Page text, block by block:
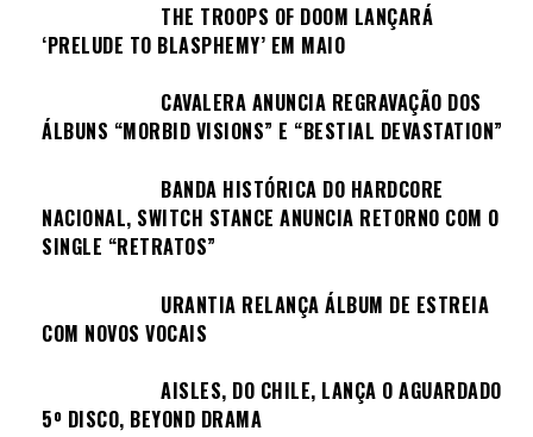
THE TROOPS OF DOOM LANÇARÁ
‘PRELUDE TO BLASPHEMY’ EM MAIO
CAVALERA ANUNCIA REGRAVAÇÃO DOS
ÁLBUNS “MORBID VISIONS” E “BESTIAL DEVASTATION”
BANDA HISTÓRICA DO HARDCORE
NACIONAL, SWITCH STANCE ANUNCIA RETORNO COM O
SINGLE “RETRATOS”
URANTIA RELANÇA ÁLBUM DE ESTREIA
COM NOVOS VOCAIS
AISLES, DO CHILE, LANÇA O AGUARDADO
5º DISCO, BEYOND DRAMA